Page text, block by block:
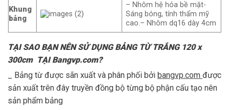
Khung
bảng
– Nhôm hệ hóa bề mặt-
Sáng bóng, tính thẩm mỹ
cao.– Nhôm dq16 dày 4cm
TẠI SAO BẠN NÊN SỬ DỤNG BẢNG TỪ TRẮNG 120 x
300cm TẠI Bangvp.com?
_ Bảng từ được sãn xuất và phân phối bởi bangvp.com được
sản xuất trên đây truyền đồng bộ từng bộ phận cấu tạo nên
sản phẩm bảng